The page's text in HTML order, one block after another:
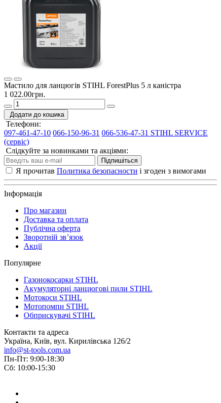
Мастило для ланцюгів STIHL ForestPlus 5 л каністра
1 022.00грн.
Додати до кошика
Телефони:
097-461-47-10 066-150-96-31 066-536-47-31 STIHL SERVICE
(сервіс)
Слідкуйте за новинками та акціями:
Підпишіться
Я прочитав Политика безопасности і згоден з вимогами
Інформація
Про магазин
Доставка та оплата
Публічна оферта
Зворотній зв’язок
Акції
Популярне
Газонокосарки STIHL
Акумуляторні ланцюгові пили STIHL
Мотокоси STIHL
Мотопомпи STIHL
Обприскувачі STIHL
Контакти та адреса
Україна, Київ, вул. Кирилівська 126/2
info@st-tools.com.ua
Пн-Пт: 9:00-18:30
Сб: 10:00-15:30